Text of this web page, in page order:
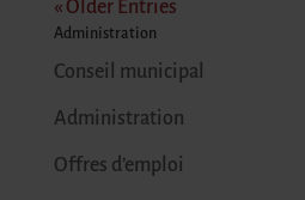
« Older Entries
Administration
Conseil municipal
Administration
Offres d’emploi